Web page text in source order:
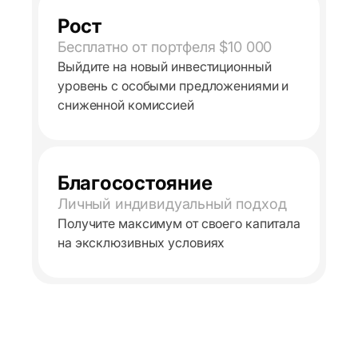
Рост
Бесплатно от портфеля $10 000
Выйдите на новый инвестиционный
уровень с особыми предложениями и
сниженной комиссией
Благосостояние
Личный индивидуальный подход
Получите максимум от своего капитала
на эксклюзивных условиях